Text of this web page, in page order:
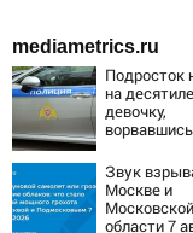
mediametrics.ru
Подросток
на
девочку,
Звук
Москве и
Московской
области 7